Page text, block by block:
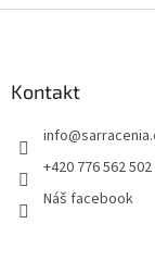
Kontakt
info@
+420 776 562 502
Náš facebook